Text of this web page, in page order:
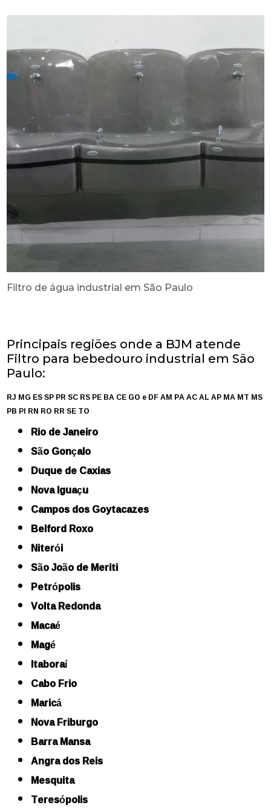
Filtro de água industrial em São Paulo
Principais regiões onde a BJM atende
Filtro para bebedouro industrial em São
Paulo:
RJ MG ESSPPRSCRSPEBACEGO e DFAM PAACALAPMAMT MS
PB PI RN RO RRSETO
Rio de Janeiro
São Gonçalo
Duque de Caxias
Nova Iguaçu
Campos dos Goytacazes
Belford Roxo
Niterói
São João de Meriti
Petrópolis
Volta Redonda
Macaé
Magé
Itaboraí
Cabo Frio
Maricá
Nova Friburgo
Barra Mansa
Angra dos Reis
Mesquita
Teresópolis